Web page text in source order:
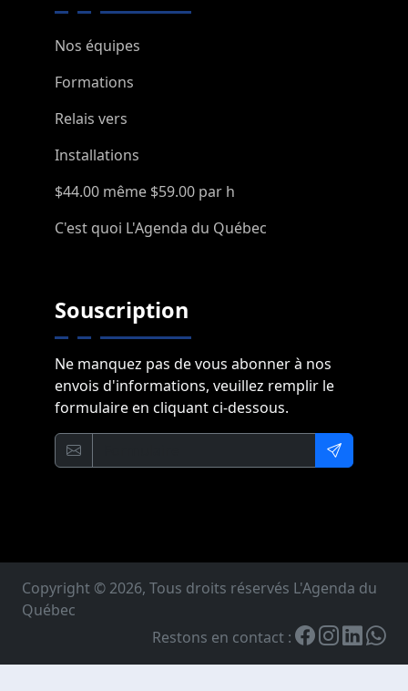
Nos équipes
Formations
Relais vers
Installations
$44.00 même $59.00 par h
C'est quoi L'Agenda du Québec
Souscription
Ne manquez pas de vous abonner à nos
envois d'informations, veuillez remplir le
formulaire en cliquant ci-dessous.
Copyright © 2026, Tous droits réservés L'Agenda du
Québec
Restons en contact :